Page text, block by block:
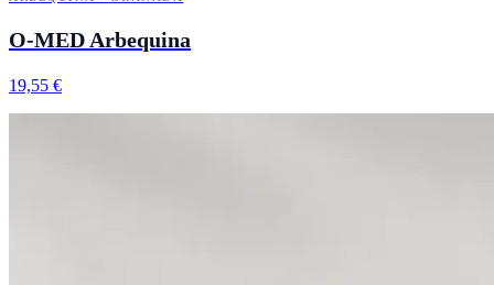
O-MED Arbequina
19,55 €